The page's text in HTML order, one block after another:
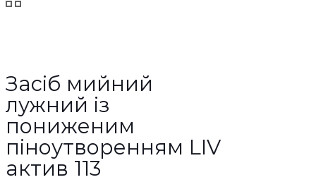
Засіб мийний
лужний із
пониженим
піноутворенням LIV
актив 113